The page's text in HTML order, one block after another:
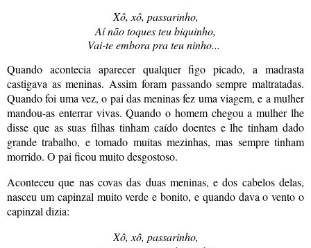
Xô, xô, passarinho,
Aí não toques teu biquinho,
Vai-te embora pra teu ninho...
Quando acontecia aparecer qualquer figo picado, a madrasta
castigava as meninas. Assim foram passando sempre maltratadas.
Quando foi uma vez, o pai das meninas fez uma viagem, e a mulher
mandou-as enterrar vivas. Quando o homem chegou a mulher lhe
disse que as suas filhas tinham caído doentes e lhe tinham dado
grande trabalho, e tomado muitas mezinhas, mas sempre tinham
morrido. O pai ficou muito desgostoso.
Aconteceu que nas covas das duas meninas, e dos cabelos delas,
nasceu um capinzal muito verde e bonito, e quando dava o vento o
capinzal dizia:
Xô, xô, passarinho,